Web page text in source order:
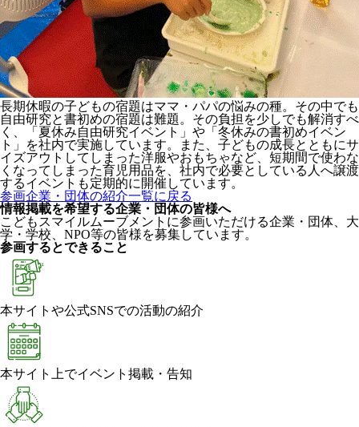
長期休暇の子どもの宿題はママ・パパの悩みの種。その中でも
自由研究と書初めの宿題は難題。その負担を少しでも解消すべ
く、「夏休み自由研究イベント」や「冬休みの書初めイベン
ト」を社内で実施しています。また、子どもの成長とともにサ
イズアウトしてしまった洋服やおもちゃなど、短期間で使わな
くなってしまった育児用品を、社内で必要としている人へ譲渡
するイベントも定期的に開催しています。
参画企業・団体の紹介一覧に戻る
情報掲載を希望する企業・団体の皆様へ
こどもスマイルムーブメントに参画いただける企業・団体、大
学・学校、NPO等の皆様を募集しています。
参画するとできること
本サイトや公式SNSでの活動の紹介
本サイト上でイベント掲載・告知